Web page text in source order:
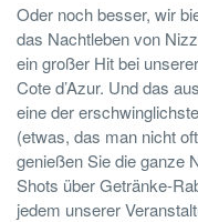
Oder noch besser, wir
das Nachtleben von
ein großer Hit bei
Cote d’Azur. Und das
eine der
(etwas, das man nicht
genießen Sie die ganze
Shots über Getränke-
jedem unserer